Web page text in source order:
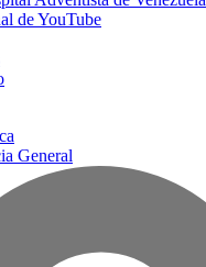
de YouTube
General